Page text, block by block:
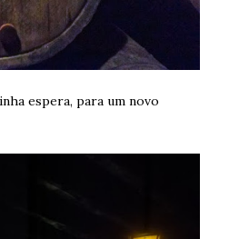
espera, para um novo